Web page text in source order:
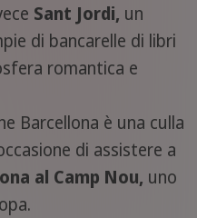
Sant Jordi, un
di bancarelle di libri
romantica e
Barcellona è una culla
di assistere a
al Camp Nou, uno